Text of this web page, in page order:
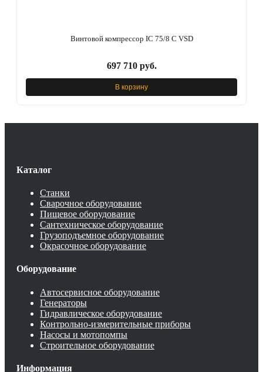
Винтовой компрессор IC 75/8 C VSD
697 710 руб.
В корзину
Каталог
Станки
Сварочное оборудование
Пищевое оборудование
Сантехническое оборудование
Грузоподъемное оборудование
Окрасочное оборудование
Оборудование
Автосервисное оборудование
Генераторы
Гидравлическое оборудование
Контрольно-измерительные приборы
Насосы и мотопомпы
Строительное оборудование
Информация